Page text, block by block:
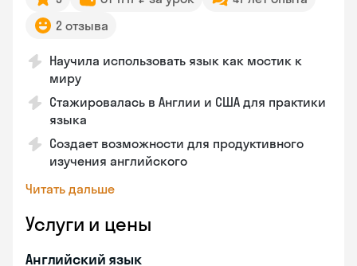
2 отзыва
Научила использовать язык как мостик к
миру
Стажировалась в Англии и США для практики
языка
Создает возможности для продуктивного
изучения английского
Читать дальше
Услуги и цены
Английский язык